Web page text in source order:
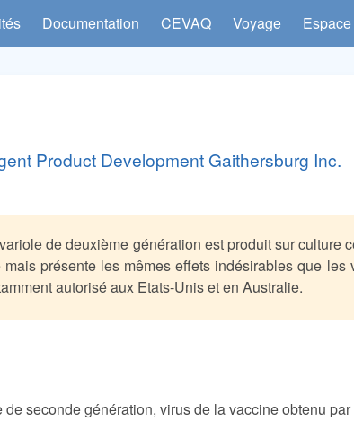
Documentation CEVAQ Voyage
Product Development Gaithersburg Inc.
de deuxième génération est produit sur culture
présente les mêmes effets indésirables que
autorisé aux Etats-Unis et en Australie.
de seconde génération, virus de la vaccine obtenu